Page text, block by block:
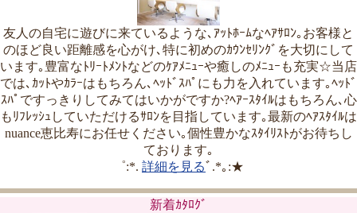
友人の自宅に遊びに来ているような､ｱｯﾄﾎｰﾑなﾍｱｻﾛﾝ｡お客様と
のほど良い距離感を心がけ､特に初めのｶｳﾝｾﾘﾝｸﾞを大切にして
います｡豊富なﾄﾘｰﾄﾒﾝﾄなどのｹｱﾒﾆｭｰや癒しのﾒﾆｭｰも充実☆当店
では､ｶｯﾄやｶﾗｰはもちろん､ﾍｯﾄﾞｽﾊﾟにも力を入れています｡ﾍｯﾄﾞ
ｽﾊﾟですっきりしてみてはいかがですか?ﾍｱｰｽﾀｲﾙはもちろん､心
もﾘﾌﾚｯｼｭしていただけるｻﾛﾝを目指しています｡最新のﾍｱｽﾀｲﾙは
nuance恵比寿にお任せください｡個性豊かなｽﾀｲﾘｽﾄがお待ちし
ております｡
゜:*. 詳細を見るﾞ.*｡:★
新着ｶﾀﾛｸﾞ